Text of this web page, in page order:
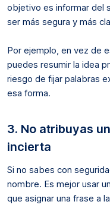
objetivo es informar del
ser más segura y más
Por ejemplo, en vez de
puedes resumir la idea
riesgo de fijar palabras
esa forma.
3. No atribuyas
incierta
Si no sabes con
nombre. Es mejor usar
que asignar una frase a